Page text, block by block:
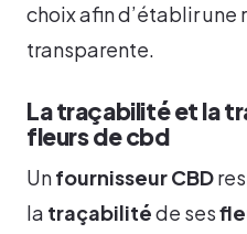
choix afin d’établir
transparente.
La traçabilité et la
fleurs de cbd
Unfournisseur CBD
la traçabilitéde ses